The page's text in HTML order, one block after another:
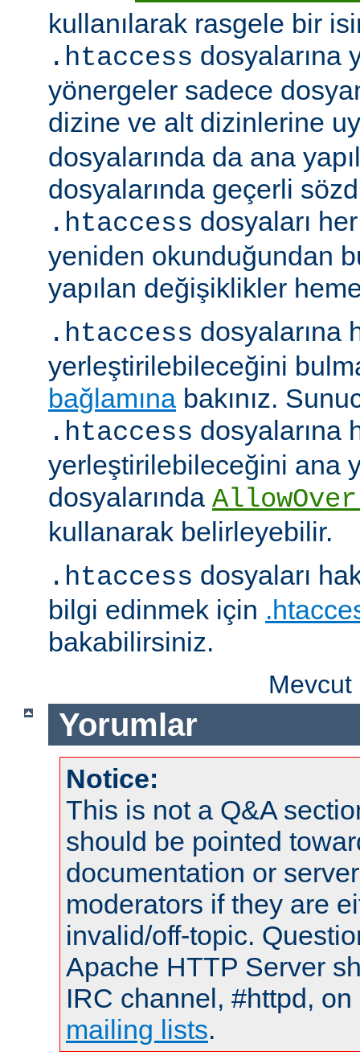
kullanılarak rasgele bir
.htaccess dosyalarına
yönergeler sadece
dizine ve alt dizinlerine
dosyalarında da ana
dosyalarında geçerli
.htaccess dosyaları
yeniden okunduğundan
yapılan değişiklikler
.htaccess dosyalarına
yerleştirilebileceğini
bağlamına bakınız.
.htaccess dosyalarına
yerleştirilebileceğini ana
dosyalarında
kullanarak belirleyebilir.
.htaccess dosyaları
bilgi edinmek için
bakabilirsiniz.
Yorumlar
Notice:
This is not a Q&A
should be pointed
documentation or
moderators if they are
invalid/off-topic.
Apache HTTP Server
IRC channel, #httpd,
mailing lists.